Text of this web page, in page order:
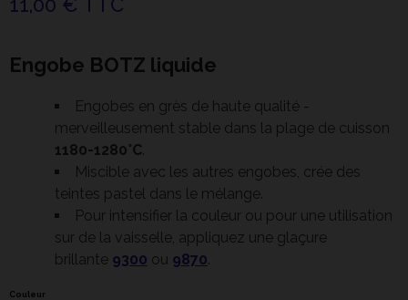
Engobe BOTZ liquide
Engobes en grès de haute qualité -
merveilleusement stable dans la plage de cuisson
1180-1280°C.
Miscible avec les autres engobes, crée des
teintes pastel dans le mélange.
Pour intensifier la couleur ou pour une utilisation
sur de la vaisselle, appliquez une glaçure
brillante 9300 ou 9870.
Couleur